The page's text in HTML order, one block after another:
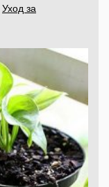
Уход за